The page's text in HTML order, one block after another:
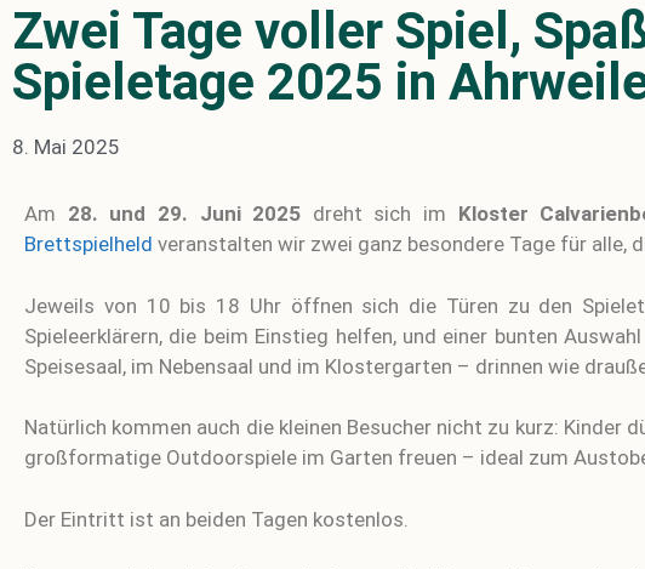
Zwei Tage voller Spiel,
Spieletage 2025 in
8. Mai 2025
Am 28. und 29. Juni 2025 dreht sich im Kloster
Brettspielheld veranstalten wir zwei ganz besondere Tage für alle,
Jeweils von 10 bis 18 Uhr öffnen sich die Türen zu den
Spieleerklärern, die beim Einstieg helfen, und einer bunten
Speisesaal, im Nebensaal und im Klostergarten – drinnen wie
Natürlich kommen auch die kleinen Besucher nicht zu kurz: Kinder
großformatige Outdoorspiele im Garten freuen – ideal zum
Der Eintritt ist an beiden Tagen kostenlos.